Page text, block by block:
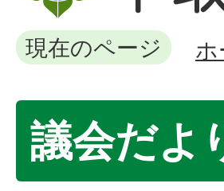
現在のページ ホ
議会だよ